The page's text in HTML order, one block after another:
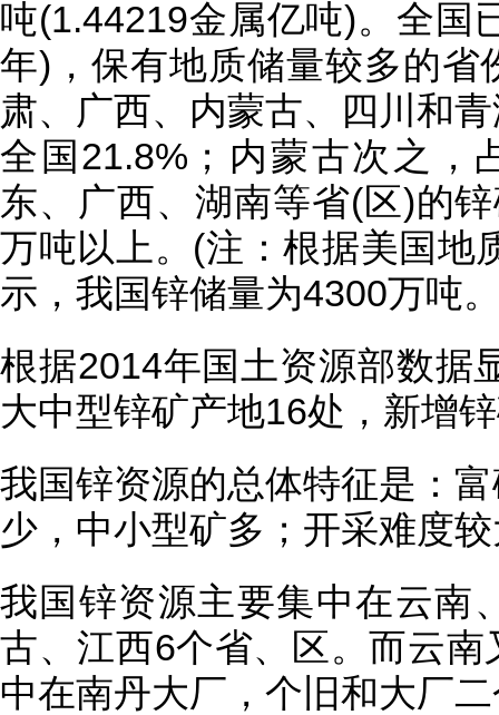
吨(1.44219金属亿吨)。全国
年)，保有地质储量较多的省
肃、广西、内蒙古、四川和
全国21.8%；内蒙古次之，
东、广西、湖南等省(区)的
万吨以上。(注：根据美国地
示，我国锌储量为4300万吨
根据2014年国土资源部数据
大中型锌矿产地16处，新增
我国锌资源的总体特征是：
少，中小型矿多；开采难度
我国锌资源主要集中在云南
古、江西6个省、区。而云
中在南丹大厂，个旧和大厂